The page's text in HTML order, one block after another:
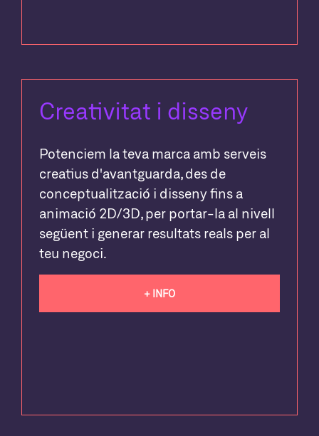
Creativitat i disseny
Potenciem la teva marca amb serveis
creatius d'avantguarda, des de
conceptualització i disseny fins a
animació 2D/3D, per portar-la al nivell
següent i generar resultats reals per al
teu negoci.
+ INFO